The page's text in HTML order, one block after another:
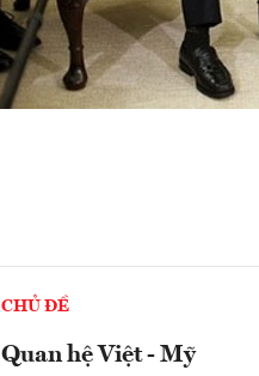
CHỦ ĐỀ
Quan hệ Việt - Mỹ